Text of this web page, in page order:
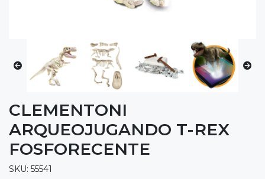
CLEMENTONI
ARQUEOJUGANDO T-REX
FOSFORECENTE
SKU: 55541